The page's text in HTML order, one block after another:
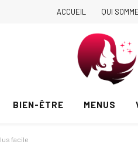
ACCUEIL QUI
BIEN-ÊTRE MENUS
facile